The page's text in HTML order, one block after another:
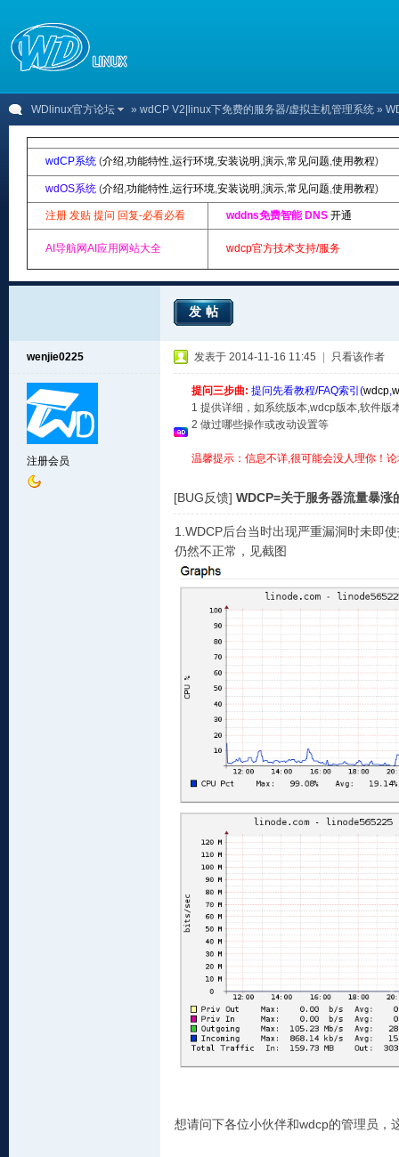
WDlinux官方论坛 » wdCP V2|linux下免费的服务器/虚拟主机管理系统 »
wdCP系统 (介绍,功能特性,运行环境,安装说明 ,演示,常见问题,使用教程)
wdOS系统 (介绍,功能特性,运行环境,安装说明 ,演示,常见问题,使用教程)
注册 发贴 提问 回复-必看必看 wddns免费智能 DNS 开通
AI导航网AI应用网站大全 wdcp官方技术支持/服务
发帖
wenjie0225
注册会员
发表于 2014-11-16 11:45 只看该作者
提问三步曲: 提问先看教程/FAQ索引(wdcp,
1 提供详细，如系统版本,wdcp版本,软件版
2 做过哪些操作或改动设置等
温馨提示：信息不详,很可能会没人理你！
[BUG反馈] WDCP=关于服务器流量暴涨
1.WDCP后台当时出现严重漏洞时未即
仍然不正常，见截图
想请问下各位小伙伴和wdcp的管理员，